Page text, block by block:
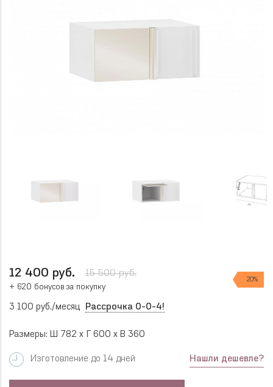
12 400 руб. 15 500 руб.
20%
+ 620 бонусов за покупку
3 100 руб./месяц Рассрочка 0-0-4!
Размеры: Ш 782 x Г 600 x В 360
Изготовление до 14 дней Нашли дешевле?